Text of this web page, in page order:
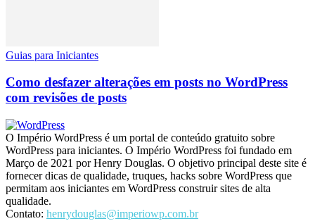
Guias para Iniciantes
Como desfazer alterações em posts no WordPress
com revisões de posts
O Império WordPress é um portal de conteúdo gratuito sobre
WordPress para iniciantes. O Império WordPress foi fundado em
Março de 2021 por Henry Douglas. O objetivo principal deste site é
fornecer dicas de qualidade, truques, hacks sobre WordPress que
permitam aos iniciantes em WordPress construir sites de alta
qualidade.
Contato: henrydouglas@imperiowp.com.br